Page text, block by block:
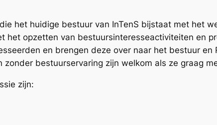
het huidige bestuur van InTenS bijstaat met het
het opzetten van bestuursinteresseactiviteiten en
en brengen deze over naar het bestuur
zonder bestuurservaring zijn welkom als ze graag
zijn: